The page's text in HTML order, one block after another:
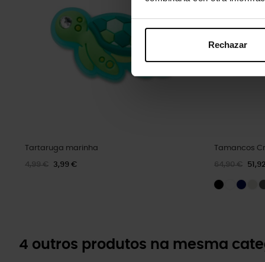
Rechazar
Tartaruga marinha
4,99 € 3,99 €
Tamancos
64,90 €
4 outros produtos na mesma